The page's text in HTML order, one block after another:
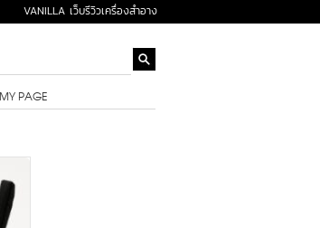
VANILLA เว็บรีวิวเครื่องสำอาง
MY PAGE